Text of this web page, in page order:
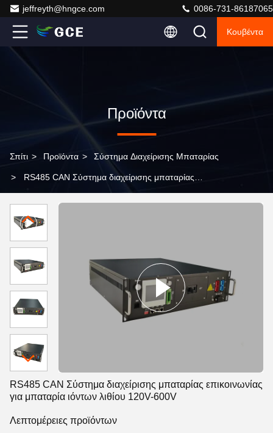
jeffreyth@hngce.com 0086-731-86187065
Κουβέντα
Προϊόντα
Σπίτι > Προϊόντα > Σύστημα Διαχείρισης Μπαταρίας
> RS485 CAN Σύστημα διαχείρισης μπαταρίας
RS485 CAN Σύστημα διαχείρισης μπαταρίας επικοινωνίας
για μπαταρία ιόντων λιθίου 120V-600V
Λεπτομέρειες προϊόντων